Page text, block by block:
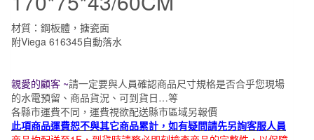
437-
1A
170*75*43/60CM
量
材質：鋼板體，搪瓷面
附Viega 616345自動落水
親愛的顧客 ~請一定要與人員確認商品尺寸規格是否合乎您現場
的水電預留、商品貨況、可到貨日…等
各縣市運費不同，運費視欲配送縣市區域另報價
此項商品運費恕不與其它商品累計，如有疑問請先另詢客服人員